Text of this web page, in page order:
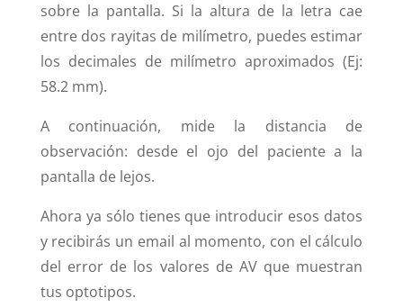
sobre la pantalla. Si la altura de la letra cae
entre dos rayitas de milímetro, puedes estimar
los decimales de milímetro aproximados (Ej:
58.2 mm).
A continuación, mide la distancia de
observación: desde el ojo del paciente a la
pantalla de lejos.
Ahora ya sólo tienes que introducir esos datos
y recibirás un email al momento, con el cálculo
del error de los valores de AV que muestran
tus optotipos.